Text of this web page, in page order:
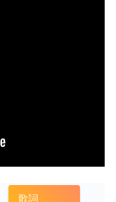
歌詞